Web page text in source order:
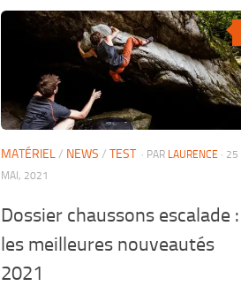
MATÉRIEL/ NEWS / TEST · PAR LAURENCE · 25
MAI, 2021
Dossier chaussons escalade :
les meilleures nouveautés
2021